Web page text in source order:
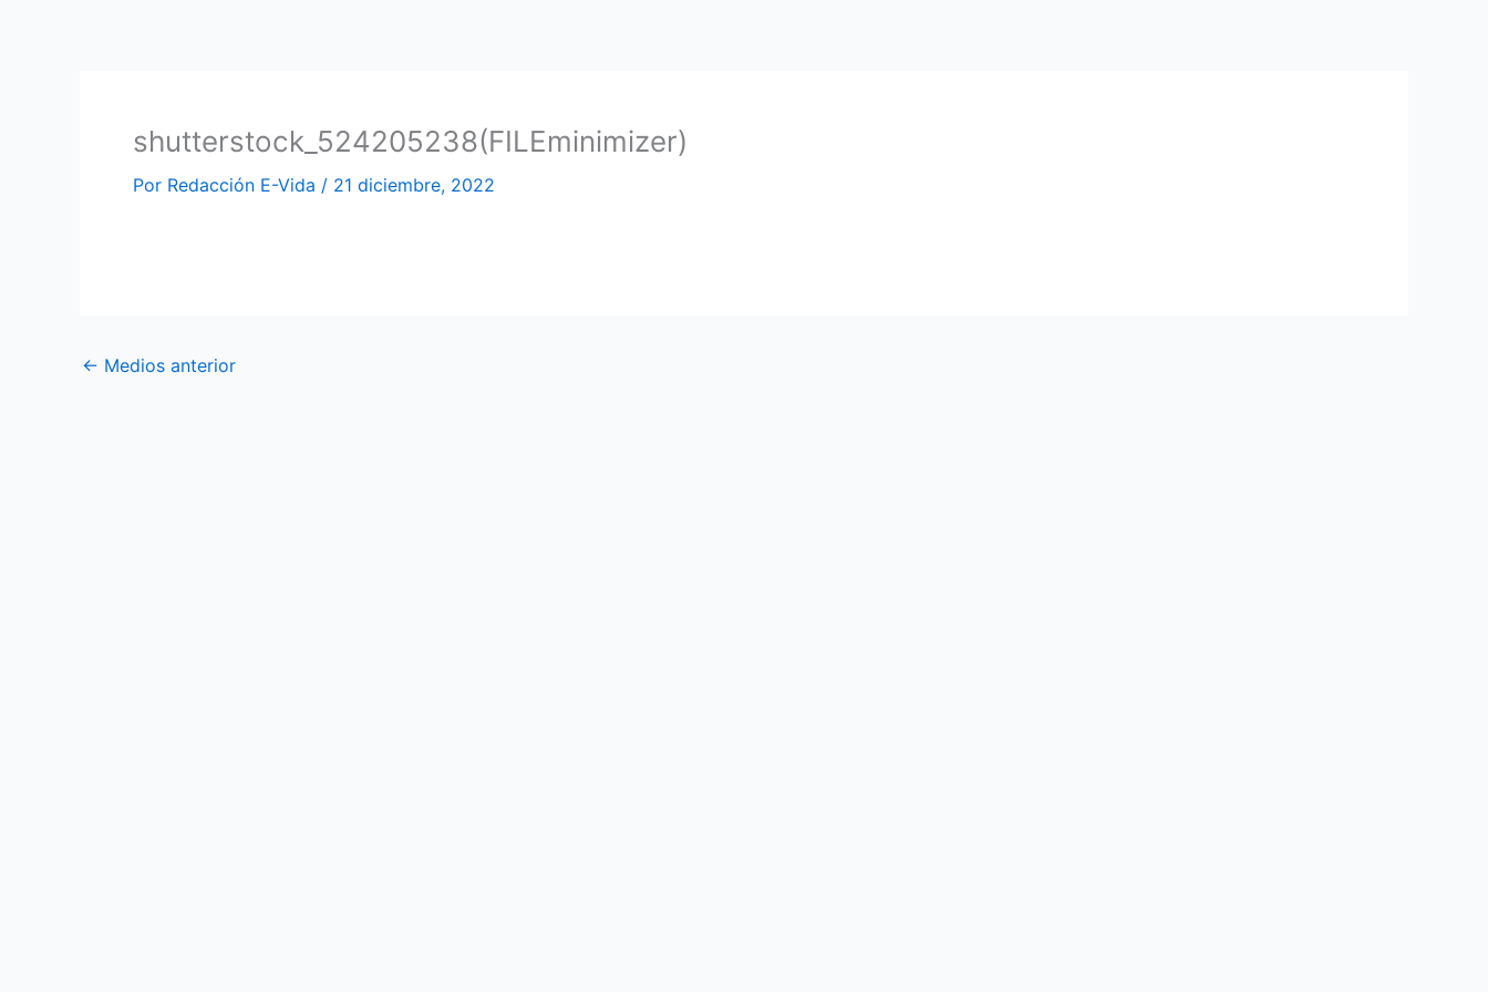
shutterstock_524205238(FILEminimizer)
Por Redacción E-Vida / 21 diciembre, 2022
← Medios anterior